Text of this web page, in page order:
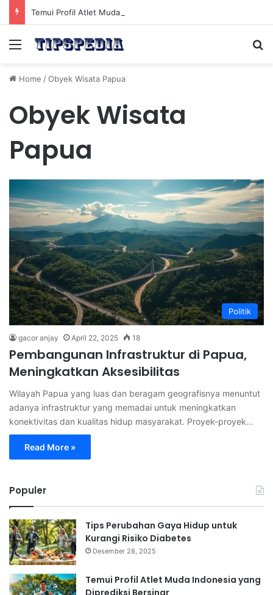
Menu
Home /Obyek Wisata Papua
Obyek Wisata
Papua
Politik
gacor anjay April 22, 2025 18
Pembangunan Infrastruktur di Papua,
Meningkatkan Aksesibilitas
Wilayah Papua yang luas dan beragam geografisnya menuntut
adanya infrastruktur yang memadai untuk meningkatkan
konektivitas dan kualitas hidup masyarakat. Proyek-proyek…
Read More »
Populer
Tips Perubahan Gaya Hidup untuk
Kurangi Risiko Diabetes
Desember 28, 2025
Temui Profil Atlet Muda Indonesia yang
Diprediksi Bersinar